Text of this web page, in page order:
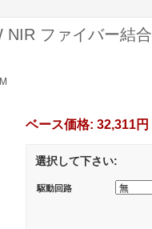
NIR ファイバー結
ベース価格: 32,311円
選択して下さい:
駆動回路